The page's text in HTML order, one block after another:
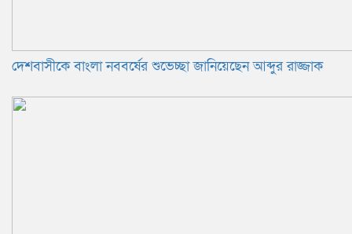
দেশবাসীকে বাংলা নববর্ষের শুভেচ্ছা জানিয়েছেন আব্দুর রাজ্জাক